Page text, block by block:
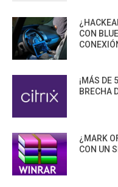
CON
¡MÁS DE
BRECHA
¿MARK
CON UN